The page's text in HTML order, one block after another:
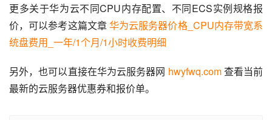
更多关于华为云不同CPU内存配置、不同ECS实例规格报
价，可以参考这篇文章 华为云服务器价格_CPU内存带宽系
统盘费用_一年/1个月/1小时收费明细
另外，也可以直接在华为云服务器网 hwyfwq.com 查看当前
最新的云服务器优惠券和报价单。